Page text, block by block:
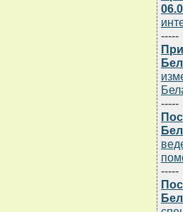
-----
-----
-----